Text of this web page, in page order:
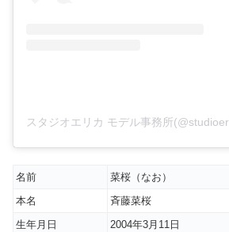
名前
菜桜（なお）
本名
斉藤菜桜
生年月日
2004年3月11日